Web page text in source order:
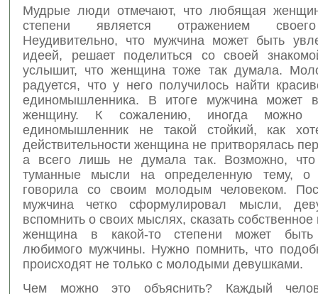
Мудрые люди отмечают, что любящая
степени является отражением
Неудивительно, что мужчина может быть
идеей, решает поделиться со своей
услышит, что женщина тоже так думала.
радуется, что у него получилось найти
единомышленника. В итоге мужчина может
женщину. К сожалению, иногда можно
единомышленник не такой стойкий, как
действительности женщина не притворялась
а всего лишь не думала так. Возможно,
туманные мысли на определенную тему, о
говорила со своим молодым человеком.
мужчина четко сформулировал мысли,
вспомнить о своих мыслях, сказать
женщина в какой-то степени может быть
любимого мужчины. Нужно помнить, что
происходят не только с молодыми девушками.
Чем можно это объяснить? Каждый